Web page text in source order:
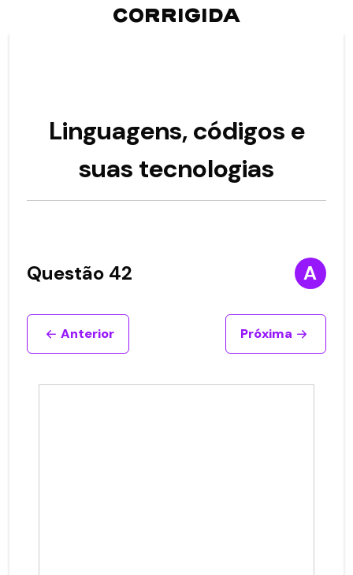
CORRIGIDA
Linguagens, códigos e
suas tecnologias
Questão 42 A
Anterior Próxima